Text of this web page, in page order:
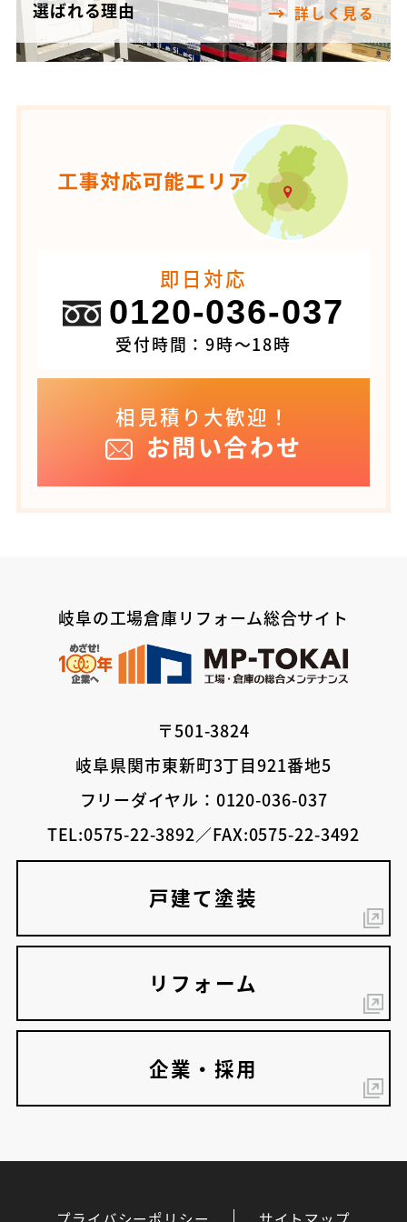
選ばれる理由 詳しく見る
即日対応
0120-036-037
受付時間：9時～18時
相見積り大歓迎！
お問い合わせ
岐阜の工場倉庫リフォーム総合サイト
〒501-3824
岐阜県関市東新町3丁目921番地5
フリーダイヤル：0120-036-037
TEL:0575-22-3892／FAX:0575-22-3492
戸建て塗装
リフォーム
企業・採用